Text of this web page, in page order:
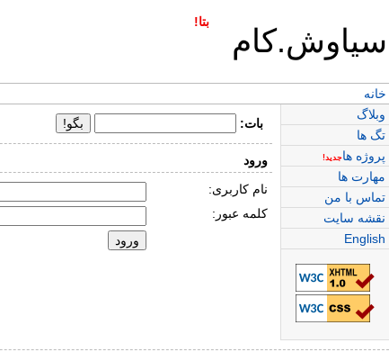
سیاوش.کام
بتا!
خانه
وبلاگ
تگ ها
پروژه هاجدید!
مهارت ها
تماس با من
نقشه سایت
English
بات:
ورود
نام کاربری:
کلمه عبور: